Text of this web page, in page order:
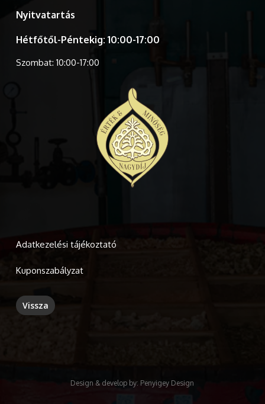
Nyitvatartás
Hétfőtől-Péntekig: 10:00-17:00
Szombat: 10:00-17:00
Adatkezelési tájékoztató
Kuponszabályzat
Design & develop by: Penyigey Design